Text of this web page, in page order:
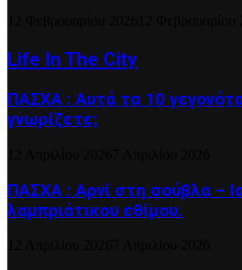
Life In The City
ΠΑΣΧΑ : Αυτά τα 10
γνωρίζετε;
ΠΑΣΧΑ : Αρνί στη σούβλα –
λαμπριάτικου εθίμου.